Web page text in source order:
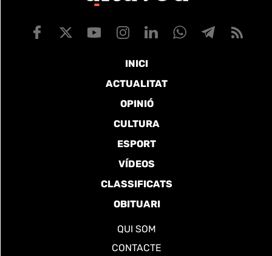
INICI
ACTUALITAT
OPINIÓ
CULTURA
ESPORT
VÍDEOS
CLASSIFICATS
OBITUARI
QUI SOM
CONTACTE